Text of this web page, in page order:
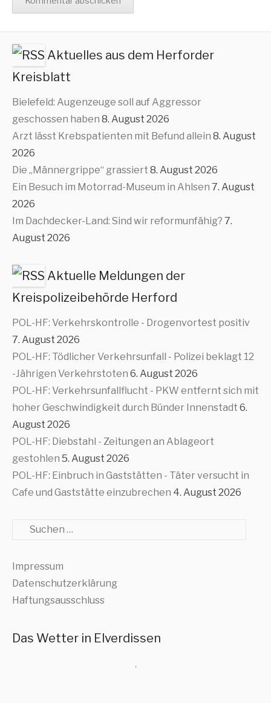
Aktuelles aus dem Herforder
Kreisblatt
Bielefeld: Augenzeuge soll auf Aggressor
geschossen haben 8. August 2026
Arzt lässt Krebspatienten mit Befund allein 8. August
2026
Die „Männergrippe“ grassiert 8. August 2026
Ein Besuch im Motorrad-Museum in Ahlsen 7. August
2026
Im Dachdecker-Land: Sind wir reformunfähig? 7.
August 2026
Aktuelle Meldungen der
Kreispolizeibehörde Herford
POL-HF: Verkehrskontrolle - Drogenvortest positiv
7. August 2026
POL-HF: Tödlicher Verkehrsunfall - Polizei beklagt 12
-Jährigen Verkehrstoten 6. August 2026
POL-HF: Verkehrsunfallflucht - PKW entfernt sich mit
hoher Geschwindigkeit durch Bünder Innenstadt 6.
August 2026
POL-HF: Diebstahl - Zeitungen an Ablageort
gestohlen 5. August 2026
POL-HF: Einbruch in Gaststätten - Täter versucht in
Cafe und Gaststätte einzubrechen 4. August 2026
Suche
Impressum
Datenschutzerklärung
Haftungsausschluss
Das Wetter in Elverdissen